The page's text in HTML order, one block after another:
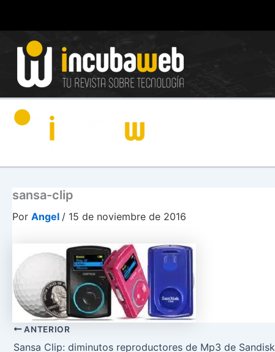
contenido
sansa-clip
Por Angel / 15 de noviembre de 2016
ANTERIOR
Sansa Clip: diminutos reproductores de Mp3 de Sandisk